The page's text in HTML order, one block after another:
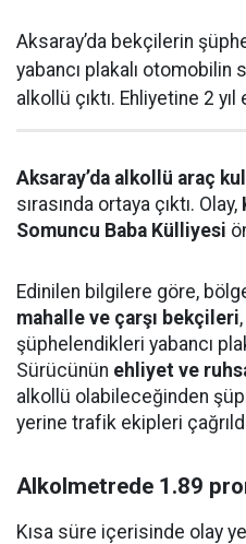
Aksaray’da bekçilerin
yabancı plakalı otomobilin
alkollü çıktı. Ehliyetine 2
Aksaray’da alkollü araç
sırasında ortaya çıktı. Olay,
Somuncu Baba Külliyesi
Edinilen bilgilere göre,
mahalle ve çarşı bekçileri
şüphelendikleri yabancı
Sürücünün ehliyet ve
alkollü olabileceğinden
yerine trafik ekipleri
Alkolmetrede 1.89
Kısa süre içerisinde olay